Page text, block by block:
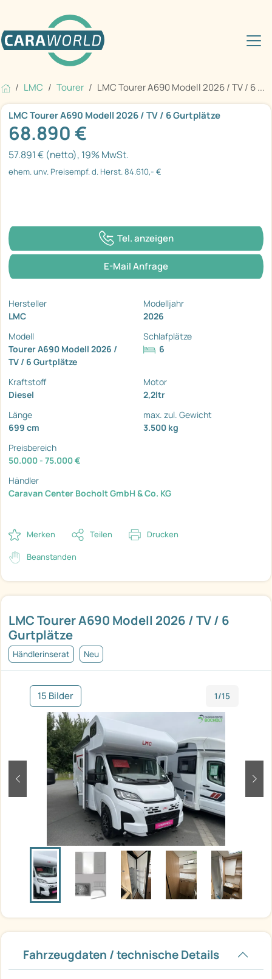
LMC Tourer LMC Tourer A690 Modell 2026 / TV / 6 ...
LMC Tourer A690 Modell 2026 / TV / 6
Gurtplätze
Händlerinserat Neu
15 Bilder 1/15
zurück
Fahrzeugdaten / technische Details
LMC Tourer A690 Modell 2026 / TV / 6 Gurtplätze
68.890 €
57.891 € (netto), 19% MwSt.
ehem. unv. Preisempf. d. Herst. 84.610,- €
Tel. anzeigen
E-Mail Anfrage
Hersteller
LMC
Modelljahr
2026
Modell
Tourer A690 Modell 2026 /
TV / 6 Gurtplätze
Schlafplätze
6
Kraftstoff
Diesel
Motor
2,2ltr
Länge
699 cm
max. zul. Gewicht
3.500 kg
Preisbereich
50.000 - 75.000 €
Händler
Caravan Center Bocholt GmbH & Co. KG
Merken Teilen Drucken
Beanstanden